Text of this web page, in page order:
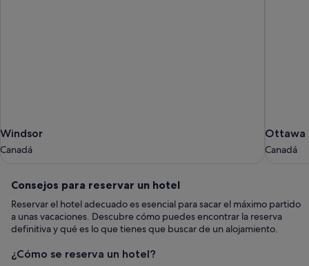
Windsor
Canadá
Windsor
Canadá
Ottawa
Canadá
Ottawa
Canadá
Consejos
para
reservar
un
hotel
Consejos para reservar un hotel
Reservar el hotel adecuado es esencial para sacar el máximo partido
a unas vacaciones. Descubre cómo puedes encontrar la reserva
definitiva y qué es lo que tienes que buscar de un alojamiento.
¿Cómo se reserva un hotel?